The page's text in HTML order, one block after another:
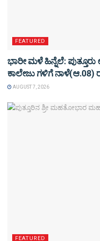
FEATURED
ಭಾರೀ ಮಳೆ ಹಿನ್ನೆಲೆ:
ಕಾಲೇಜು ಗಳಿಗೆ ನಾಳೆ(ಆ.08)
AUGUST 7, 2026
FEATURED